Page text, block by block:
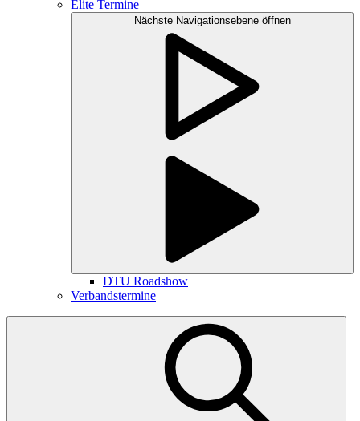
Elite Termine
Nächste Navigationsebene öffnen
DTU Roadshow
Verbandstermine